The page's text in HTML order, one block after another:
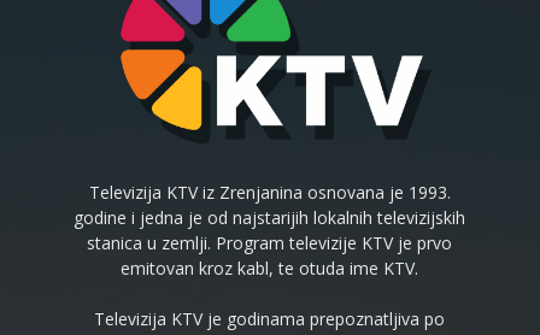
Televizija KTV iz Zrenjanina osnovana je 1993.
godine i jedna je od najstarijih lokalnih televizijskih
stanica u zemlji. Program televizije KTV je prvo
emitovan kroz kabl, te otuda ime KTV.
Televizija KTV je godinama prepoznatljiva po